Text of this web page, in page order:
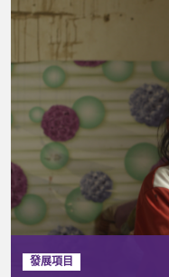
發展項目